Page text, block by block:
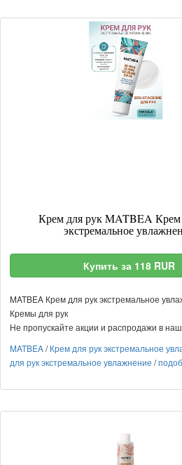
Крем для рук MATBEA Крем
экстремальное
Купить за 118 RUR
MATBEA Крем для рук экстремальное
Кремы для рук
Не пропускайте акции и распродажи в
MATBEA/Крем для рук экстремальное
для рук экстремальное увлажнение /